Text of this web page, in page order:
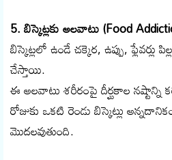
5. బిస్కెట్లకు అలవాటు (Food
బిస్కెట్లలో ఉండే చక్కెర, ఉప్పు,
చేస్తాయి.
ఈ అలవాటు శరీరంపై దీర్ఘకాల నష్టాన్ని
రోజుకు ఒకటి రెండు బిస్కెట్లు
మొదలవుతుంది.